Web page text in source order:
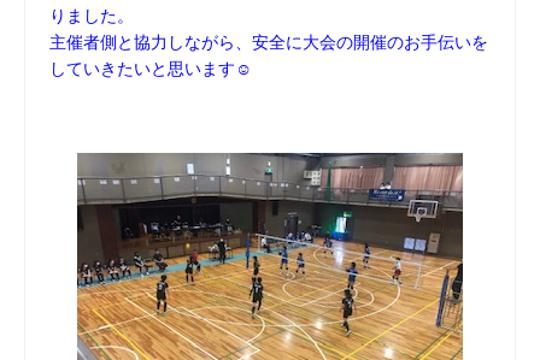
りました。
主催者側と協力しながら、安全に大会の開催のお手伝いを
していきたいと思います☺